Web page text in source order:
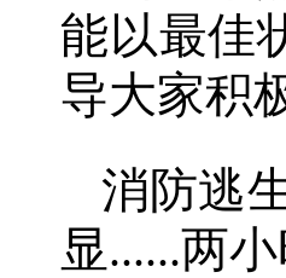
能以最佳
导大家积
消防逃
显......两